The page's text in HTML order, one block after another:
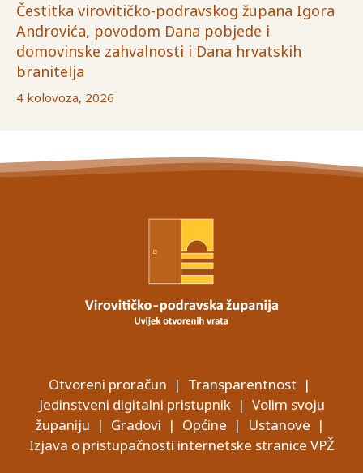
Čestitka virovitičko-podravskog župana Igora
Androvića, povodom Dana pobjede i
domovinske zahvalnosti i Dana hrvatskih
branitelja
4 kolovoza, 2026
Otvoreni proračun | Transparentnost |
Jedinstveni digitalni pristupnik| Volim svoju
županiju | Gradovi | Općine | Ustanove |
Izjava o pristupačnosti internetske stranice VPŽ